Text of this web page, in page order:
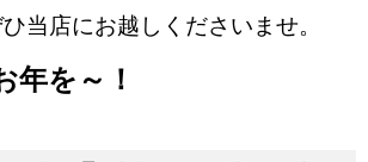
当店にお越しくださいませ。
年を～！